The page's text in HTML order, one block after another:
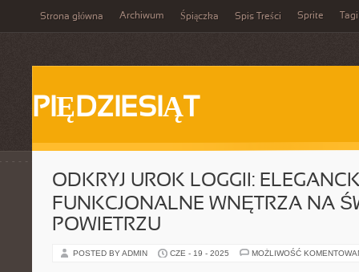
Strona główna Archiwum Śpiączka Spis Treści Sprite Tagi
PIĘDZIESIĄT
ODKRYJ UROK LOGGII:
FUNKCJONALNE WNĘTRZA NA
POWIETRZU
POSTED BY ADMIN CZE - 19 - 2025 MOŻLIWOŚĆ